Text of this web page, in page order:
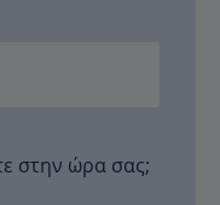
στην ώρα σας;